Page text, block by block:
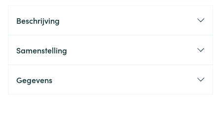
Beschrijving
Samenstelling
Gegevens